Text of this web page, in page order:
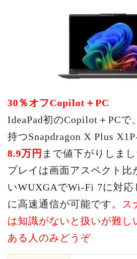
30％オフCopilot＋PC
IdeaPad初のCopilot＋PCで
持つSnapdragon X Plus
8.9万円 まで値下がりしま
プレイは画面アスペクト比
いWUXGAでWi-Fi 7に対応
に高速通信が可能です。
ス
は知識がないと扱いが難し
ある人のみどうぞ